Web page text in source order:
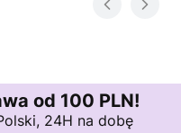
od 100 PLN!
24H na dobę